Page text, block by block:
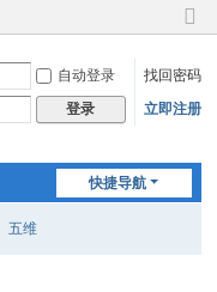
切
到
窄
自动登录
找回密码
登录 立即注册
快捷导航
五维